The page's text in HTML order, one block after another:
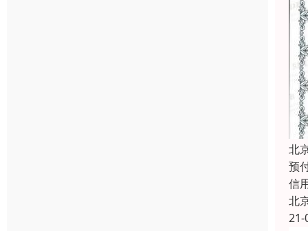
北
预
信
北
21-